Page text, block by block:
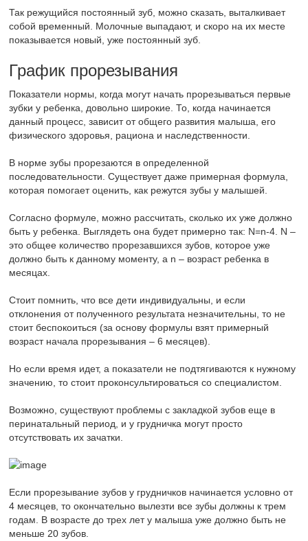
Так режущийся постоянный зуб, можно сказать, выталкивает
собой временный. Молочные выпадают, и скоро на их месте
показывается новый, уже постоянный зуб.
График прорезывания
Показатели нормы, когда могут начать прорезываться первые
зубки у ребенка, довольно широкие. То, когда начинается
данный процесс, зависит от общего развития малыша, его
физического здоровья, рациона и наследственности.
В норме зубы прорезаются в определенной
последовательности. Существует даже примерная формула,
которая помогает оценить, как режутся зубы у малышей.
Согласно формуле, можно рассчитать, сколько их уже должно
быть у ребенка. Выглядеть она будет примерно так: N=n-4. N –
это общее количество прорезавшихся зубов, которое уже
должно быть к данному моменту, а n – возраст ребенка в
месяцах.
Стоит помнить, что все дети индивидуальны, и если
отклонения от полученного результата незначительны, то не
стоит беспокоиться (за основу формулы взят примерный
возраст начала прорезывания – 6 месяцев).
Но если время идет, а показатели не подтягиваются к нужному
значению, то стоит проконсультироваться со специалистом.
Возможно, существуют проблемы с закладкой зубов еще в
перинатальный период, и у грудничка могут просто
отсутствовать их зачатки.
Если прорезывание зубов у грудничков начинается условно от
4 месяцев, то окончательно вылезти все зубы должны к трем
годам. В возрасте до трех лет у малыша уже должно быть не
меньше 20 зубов.